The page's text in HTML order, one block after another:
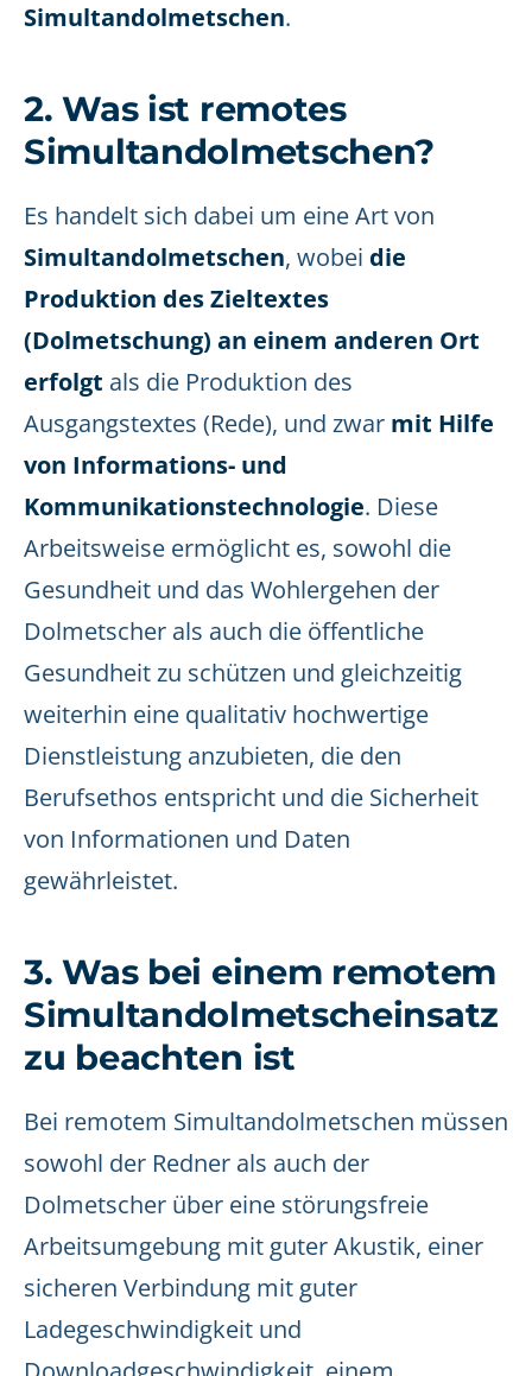
Simultandolmetschen.
2. Was ist remotes
Simultandolmetschen?
Es handelt sich dabei um eine Art von
Simultandolmetschen, wobei die
Produktion des Zieltextes
(Dolmetschung) an einem anderen Ort
erfolgt als die Produktion des
Ausgangstextes (Rede), und zwar mit Hilfe
von Informations- und
Kommunikationstechnologie. Diese
Arbeitsweise ermöglicht es, sowohl die
Gesundheit und das Wohlergehen der
Dolmetscher als auch die öffentliche
Gesundheit zu schützen und gleichzeitig
weiterhin eine qualitativ hochwertige
Dienstleistung anzubieten, die den
Berufsethos entspricht und die Sicherheit
von Informationen und Daten
gewährleistet.
3. Was bei einem remotem
Simultandolmetscheinsatz
zu beachten ist
Bei remotem Simultandolmetschen müssen
sowohl der Redner als auch der
Dolmetscher über eine störungsfreie
Arbeitsumgebung mit guter Akustik, einer
sicheren Verbindung mit guter
Ladegeschwindigkeit und